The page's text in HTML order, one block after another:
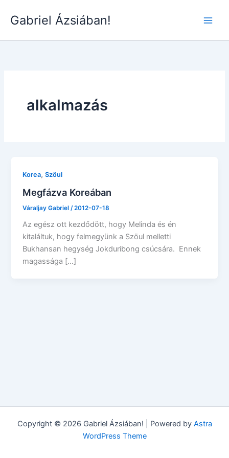
Gabriel Ázsiában!
alkalmazás
Korea,Szöul
Megfázva Koreában
Váraljay Gabriel /2012-07-18
Az egész ott kezdődött, hogy Melinda és én
kitaláltuk, hogy felmegyünk a Szöul melletti
Bukhansan hegység Jokduribong csúcsára. Ennek
magassága […]
Copyright © 2026 Gabriel Ázsiában! | Powered by Astra
WordPress Theme